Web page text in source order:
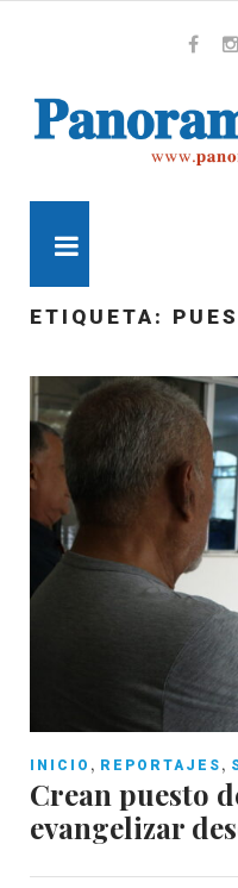
ETIQUETA:
INICIO , REPORTAJES ,
Crean puesto
evangelizar